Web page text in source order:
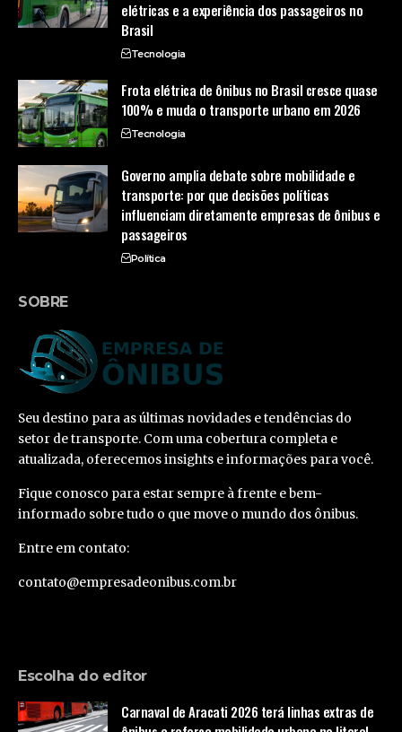
elétricas e a experiência dos passageiros no
Brasil
Tecnologia
Frota elétrica de ônibus no Brasil cresce quase
100% e muda o transporte urbano em 2026
Tecnologia
Governo amplia debate sobre mobilidade e
transporte: por que decisões políticas
influenciam diretamente empresas de ônibus e
passageiros
Política
SOBRE
Seu destino para as últimas novidades e tendências do
setor de transporte. Com uma cobertura completa e
atualizada, oferecemos insights e informações para você.
Fique conosco para estar sempre à frente e bem-
informado sobre tudo o que move o mundo dos ônibus.
Entre em contato:
contato@empresadeonibus.com.br
Escolha do editor
Carnaval de Aracati 2026 terá linhas extras de